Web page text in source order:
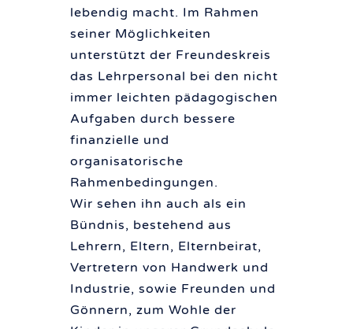
lebendig macht. Im Rahmen
seiner Möglichkeiten
unterstützt der Freundeskreis
das Lehrpersonal bei den nicht
immer leichten pädagogischen
Aufgaben durch bessere
finanzielle und
organisatorische
Rahmenbedingungen.
Wir sehen ihn auch als ein
Bündnis, bestehend aus
Lehrern, Eltern, Elternbeirat,
Vertretern von Handwerk und
Industrie, sowie Freunden und
Gönnern, zum Wohle der